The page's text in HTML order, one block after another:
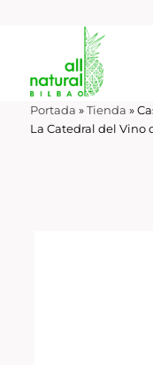
Portada »Tienda »
La Catedral del Vino